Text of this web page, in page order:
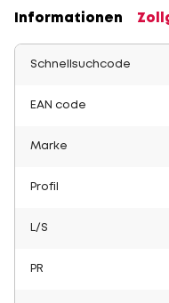
Informationen
Schnellsuchcode
EAN code
Marke
Profil
L/S
PR